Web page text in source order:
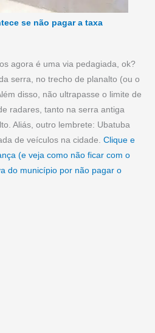
se não pagar a taxa
agora é uma via pedagiada, ok?
serra, no trecho de planalto (ou o
disso, não ultrapasse o limite de
radares, tanto na serra antiga
Aliás, outro lembrete: Ubatuba
de veículos na cidade.Clique e
(e veja como não ficar com o
do município por não pagar o